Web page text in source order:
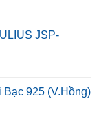
JSP-
Bạc 925 (V.Hồng)